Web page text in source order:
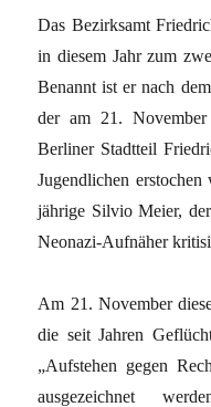
Das Bezirksamt
in diesem Jahr zum
Benannt ist er nach
der am 21.
Berliner Stadtteil
Jugendlichen
jährige Silvio Meier,
Neonazi-Aufnäher
Am 21. November
die seit Jahren
„Aufstehen gegen
ausgezeichnet